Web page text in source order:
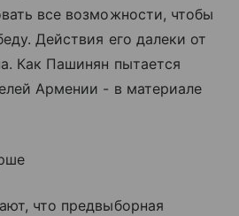
все возможности, чтобы
Действия его далеки от
Как Пашинян пытается
Армении - в материале
что предвыборная